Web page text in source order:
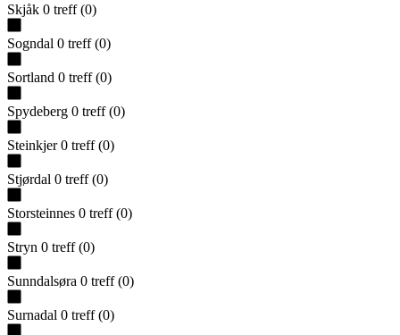
Skjåk 0 treff (0)
Sogndal 0 treff (0)
Sortland 0 treff (0)
Spydeberg 0 treff (0)
Steinkjer 0 treff (0)
Stjørdal 0 treff (0)
Storsteinnes 0 treff (0)
Stryn 0 treff (0)
Sunndalsøra 0 treff (0)
Surnadal 0 treff (0)